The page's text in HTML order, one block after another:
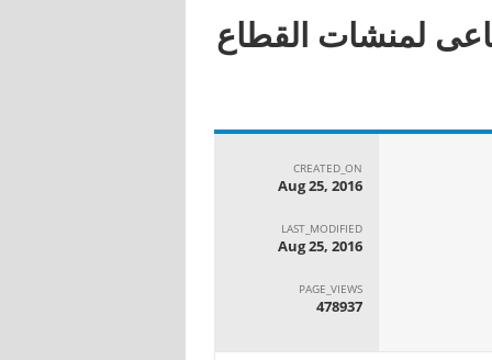
لمنشات القطاع
CREATED_ON
Aug 25, 2016
LAST_MODIFIED
Aug 25, 2016
PAGE_VIEWS
478937